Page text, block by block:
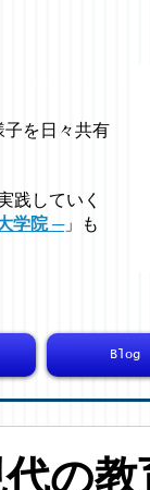
子を日々共有
践していく
学院 ─」も
Blog
の教